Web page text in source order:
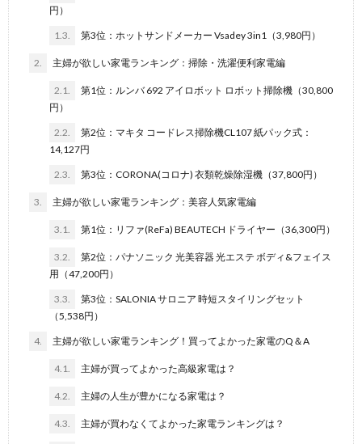
円）
1.3. 第3位：ホットサンドメーカー Vsadey 3in1（3,980円）
2. 主婦が欲しい家電ランキング：掃除・洗濯便利家電編
2.1.
第1位：ルンバ 692 アイロボット ロボット掃除機（30,800
円）
2.2.
第2位：マキタ コードレス掃除機CL107 紙パック式：
14,127円
2.3. 第3位：CORONA(コロナ) 衣類乾燥除湿機（37,800円）
3. 主婦が欲しい家電ランキング：美容人気家電編
3.1. 第1位：リファ(ReFa) BEAUTECH ドライヤー（36,300円）
3.2.
第2位：パナソニック 光美容器 光エステ ボディ&フェイス
用（47,200円）
3.3.
第3位：SALONIA サロニア 時短スタイリングセット
（5,538円）
4. 主婦が欲しい家電ランキング！買ってよかった家電のQ＆A
4.1. 主婦が買ってよかった高級家電は？
4.2. 主婦の人生が豊かになる家電は？
4.3. 主婦が買わなくてよかった家電ランキングは？